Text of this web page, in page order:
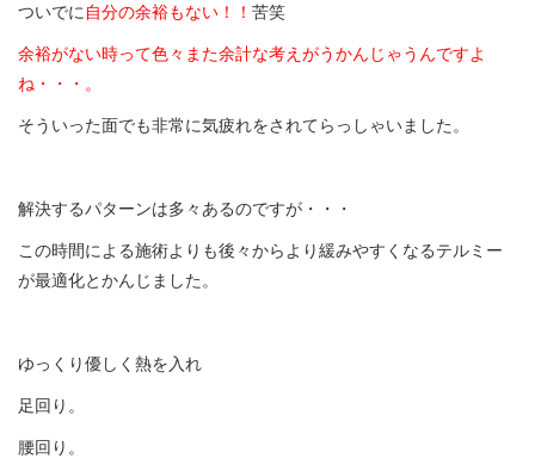
ついでに 自分の余裕もない！！ 苦笑
余裕がない時って色々また余計な考えがうかんじゃうんですよ
ね・・・。
そういった面でも非常に気疲れをされてらっしゃいました。
解決するパターンは多々あるのですが・・・
この時間による施術よりも後々からより緩みやすくなるテルミー
が最適化とかんじました。
ゆっくり優しく熱を入れ
足回り。
腰回り。